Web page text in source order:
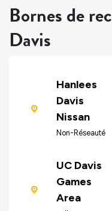
Bornes de
Davis
Hanlees
Davis
Nissan
Non-Réseauté
UC Davis
Games
Area